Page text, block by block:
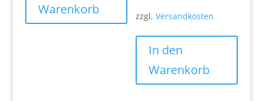
Warenkorb
zzgl.Versandkosten
In den
Warenkorb